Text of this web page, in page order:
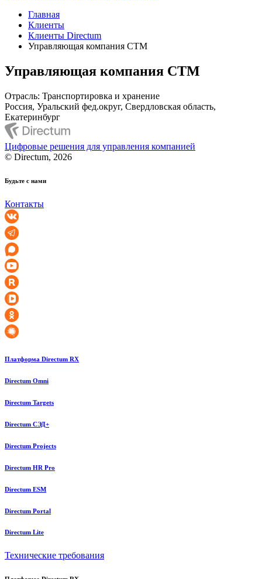
Главная
Клиенты
Клиенты Directum
Управляющая компания СТМ
Управляющая компания СТМ
Отрасль: Транспортировка и хранение
Россия, Уральский фед.округ, Свердловская область,
Екатеринбург
Цифровые решения для управления компанией
© Directum, 2026
Будьте с нами
Контакты
Платформа Directum RX
Directum Omni
Directum Targets
Directum СЭД+
Directum Projects
Directum HR Pro
Directum ESM
Directum Portal
Directum Lite
Технические требования